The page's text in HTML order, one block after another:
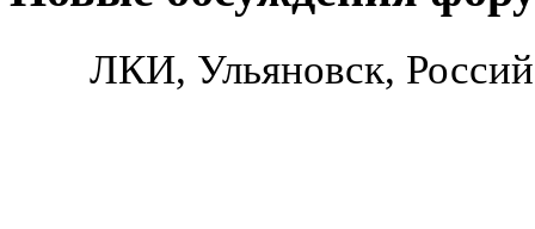
ЛКИ, Ульяновск,